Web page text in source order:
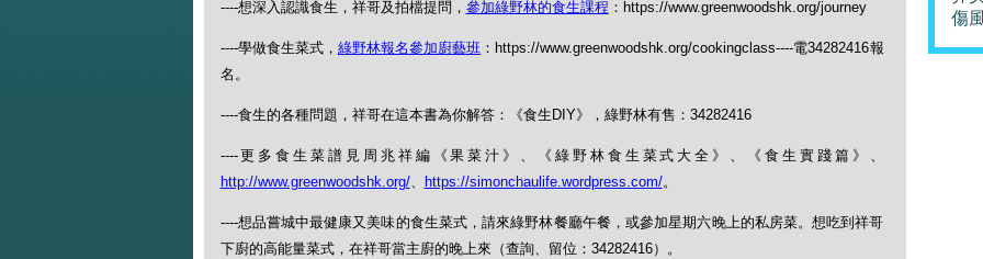
----想深入認識食生，祥哥及拍檔提問， 參加綠野林的食生課程 ：https://www.greenwoodshk.org/journey
----學做食生菜式， 綠野林報名參加廚藝班 ：https://www.greenwoodshk.org/cookingclass----電34282416報
名。
----食生的各種問題，祥哥在這本書為你解答：《食生DIY》，綠野林有售：34282416
----更多食生菜譜見周兆祥編《果菜汁》、《綠野林食生菜式大全》、《食生實踐篇》、
http://www.greenwoodshk.org/、 https://simonchaulife.wordpress.com/。
----想品嘗城中最健康又美味的食生菜式，請來綠野林餐廳午餐，或參加星期六晚上的私房菜。想吃到祥哥
下廚的高能量菜式，在祥哥當主廚的晚上來（查詢、留位：34282416）。
傷